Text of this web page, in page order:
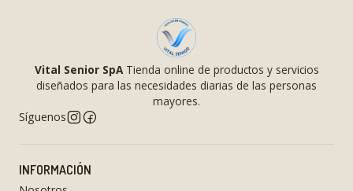
Vital Senior SpATienda online de productos y servicios
diseñados para las necesidades diarias de las personas
mayores.
Síguenos
INFORMACIÓN